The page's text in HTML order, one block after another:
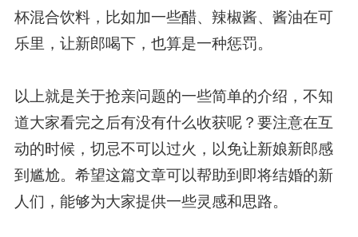
杯混合饮料，比如加一些醋、辣椒酱、酱油在可
乐里，让新郎喝下，也算是一种惩罚。
以上就是关于抢亲问题的一些简单的介绍，不知
道大家看完之后有没有什么收获呢？要注意在互
动的时候，切忌不可以过火，以免让新娘新郎感
到尴尬。希望这篇文章可以帮助到即将结婚的新
人们，能够为大家提供一些灵感和思路。